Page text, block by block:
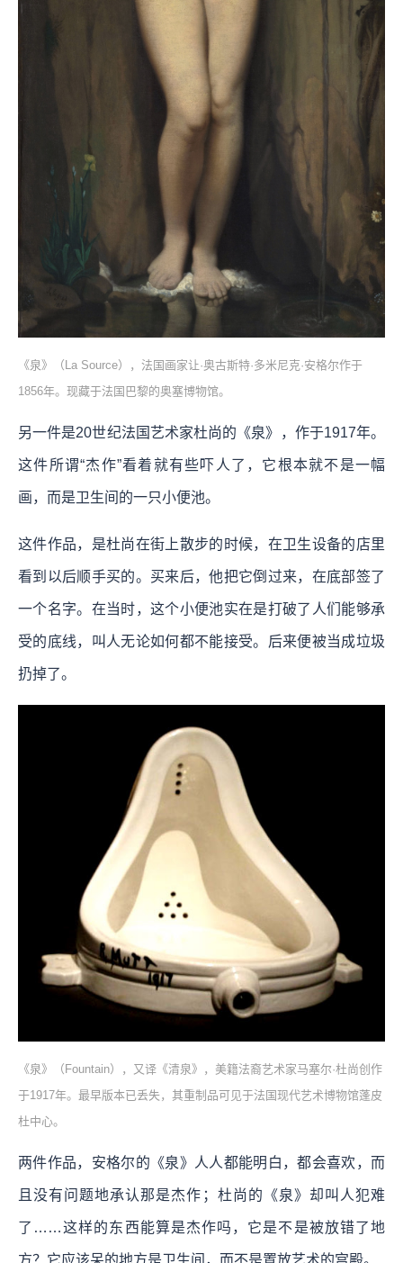
《泉》（La Source），法国画家让·奥古斯特·多米尼克·安格尔作于
1856年。现藏于法国巴黎的奥塞博物馆。
另一件是20世纪法国艺术家杜尚的《泉》，作于1917年。
这件所谓“杰作”看着就有些吓人了，它根本就不是一幅
画，而是卫生间的一只小便池。
这件作品，是杜尚在街上散步的时候，在卫生设备的店里
看到以后顺手买的。买来后，他把它倒过来，在底部签了
一个名字。在当时，这个小便池实在是打破了人们能够承
受的底线，叫人无论如何都不能接受。后来便被当成垃圾
扔掉了。
《泉》（Fountain），又译《清泉》，美籍法裔艺术家马塞尔·杜尚创作
于1917年。最早版本已丢失，其重制品可见于法国现代艺术博物馆蓬皮
杜中心。
两件作品，安格尔的《泉》人人都能明白，都会喜欢，而
且没有问题地承认那是杰作；杜尚的《泉》却叫人犯难
了……这样的东西能算是杰作吗，它是不是被放错了地
方？它应该呆的地方是卫生间，而不是置放艺术的宫殿。